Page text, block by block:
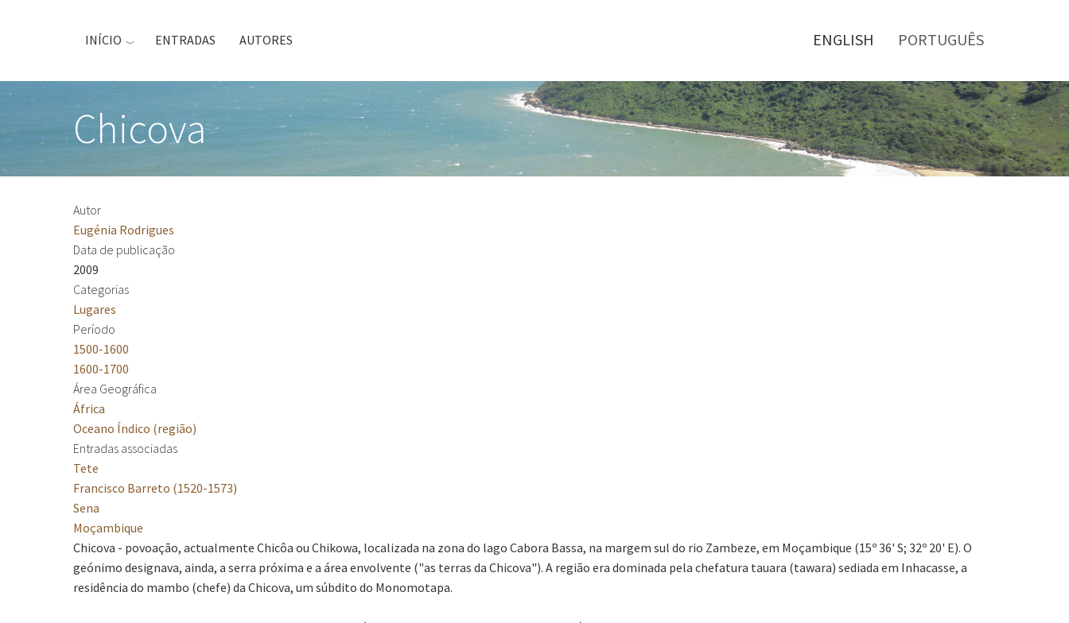
principal
ENGLISH PORTUGUÊS
INÍCIO ENTRADAS AUTORES
Chicova
Autor
Eugénia Rodrigues
Data de publicação
2009
Categorias
Lugares
Período
1500-1600
1600-1700
Área Geográfica
África
Oceano Índico (região)
Entradas associadas
Tete
Francisco Barreto (1520-1573)
Sena
Moçambique
Chicova - povoação, actualmente Chicôa ou Chikowa, localizada na zona do lago Cabora Bassa, na margem sul do rio Zambeze, em Moçambique (15º 36' S; 32º 20' E). O
geónimo designava, ainda, a serra próxima e a área envolvente ("as terras da Chicova"). A região era dominada pela chefatura tauara (tawara) sediada em Inhacasse, a
residência do mambo (chefe) da Chicova, um súbdito do Monomotapa.